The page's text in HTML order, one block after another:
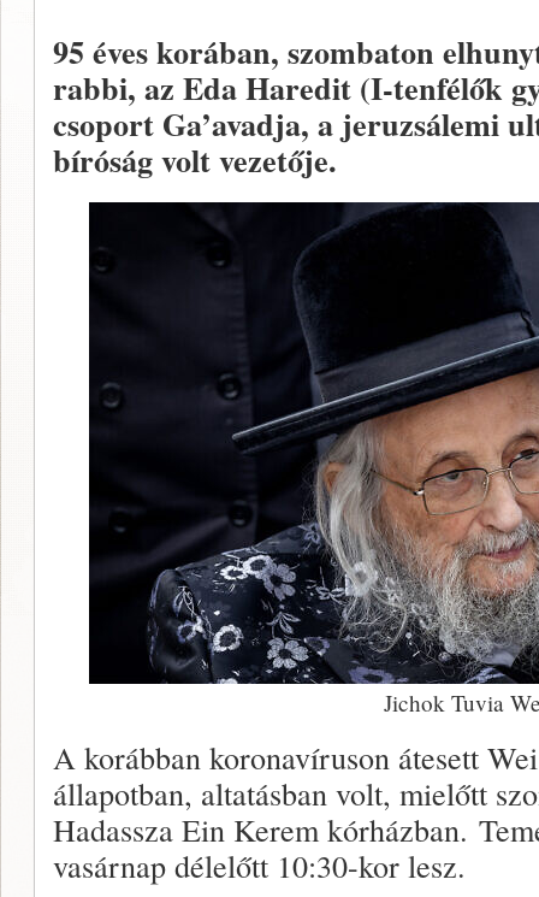
95 éves korában, szombaton
rabbi, az Eda Haredit (I-tenfélők
csoport Ga’avadja, a jeruzsálemi
bíróság volt vezetője.
Jichok Tuvia
A korábban koronavíruson átesett
állapotban, altatásban volt, mielőtt
Hadassza Ein Kerem kórházban.
vasárnap délelőtt 10:30-kor lesz.